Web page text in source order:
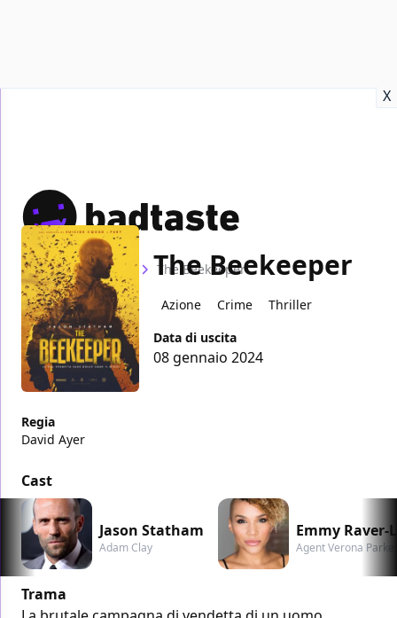
X
Home Film The Beekeeper
The Beekeeper
Azione Crime
Thriller
Data di uscita
08 gennaio 2024
Regia
David Ayer
Cast
Jason Statham
Adam Clay
Emmy
Agent Verona
Trama